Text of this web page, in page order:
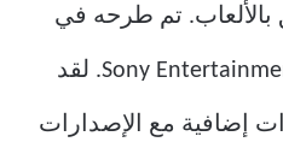
بالألعاب. تم طرحه في
السوق من قبل شركة Sony Entertainment. لقد
إضافية مع الإصدارات